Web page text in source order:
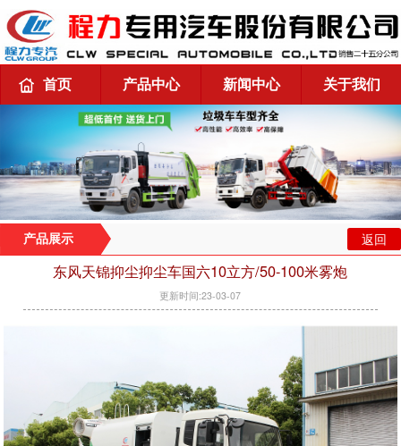
首页 产品中心 新闻中心 关于我们
产品展示 返回
东风天锦抑尘抑尘车国六10立方/50-100米雾炮
更新时间:23-03-07